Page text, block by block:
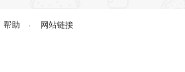
致缩略图无法渲染的问题。
标题栏下方的笔记可能会被部分遮挡。
帮助
网站链接